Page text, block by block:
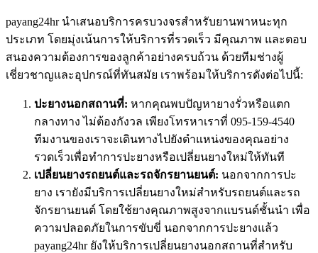
payang24hr นำเสนอบริการครบวงจรสำหรับยานพาหนะทุก
ประเภท โดยมุ่งเน้นการให้บริการที่รวดเร็ว มีคุณภาพ และตอบ
สนองความต้องการของลูกค้าอย่างครบถ้วน ด้วยทีมช่างผู้
เชี่ยวชาญและอุปกรณ์ที่ทันสมัย เราพร้อมให้บริการดังต่อไปนี้:
ปะยางนอกสถานที่: หากคุณพบปัญหายางรั่วหรือแตก
กลางทาง ไม่ต้องกังวล เพียงโทรหาเราที่ 095-159-4540
ทีมงานของเราจะเดินทางไปยังตำแหน่งของคุณอย่าง
รวดเร็วเพื่อทำการปะยางหรือเปลี่ยนยางใหม่ให้ทันที
เปลี่ยนยางรถยนต์และรถจักรยานยนต์: นอกจากการปะ
ยาง เรายังมีบริการเปลี่ยนยางใหม่สำหรับรถยนต์และรถ
จักรยานยนต์ โดยใช้ยางคุณภาพสูงจากแบรนด์ชั้นนำ เพื่อ
ความปลอดภัยในการขับขี่ นอกจากการปะยางแล้ว
payang24hr ยังให้บริการเปลี่ยนยางนอกสถานที่สำหรับ